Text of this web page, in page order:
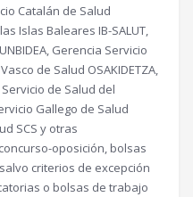
Catalán de Salud
Islas Baleares IB-SALUT,
Gerencia Servicio
de Salud OSAKIDETZA,
de Salud del
Gallego de Salud
SCS y otras
oposición, bolsas
criterios de excepción
o bolsas de trabajo